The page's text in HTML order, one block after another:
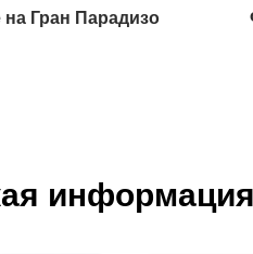
Гран Парадизо
информация